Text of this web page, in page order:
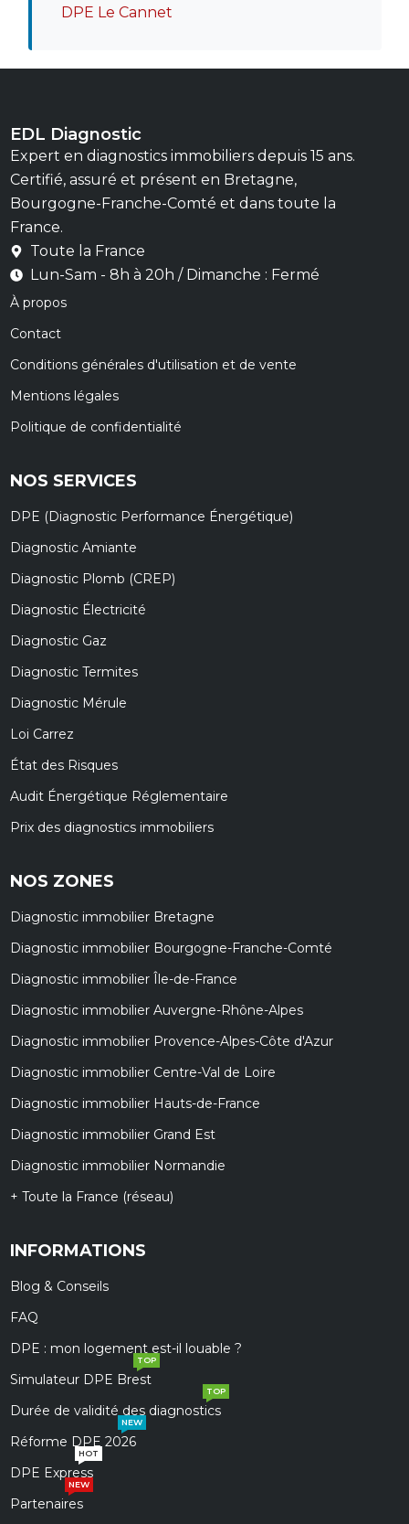
DPE Le Cannet
EDL Diagnostic
Expert en diagnostics immobiliers depuis 15 ans.
Certifié, assuré et présent en Bretagne,
Bourgogne-Franche-Comté et dans toute la
France.
Toute la France
Lun-Sam - 8h à 20h / Dimanche : Fermé
À propos
Contact
Conditions générales d'utilisation et de vente
Mentions légales
Politique de confidentialité
NOS SERVICES
DPE (Diagnostic Performance Énergétique)
Diagnostic Amiante
Diagnostic Plomb (CREP)
Diagnostic Électricité
Diagnostic Gaz
Diagnostic Termites
Diagnostic Mérule
Loi Carrez
État des Risques
Audit Énergétique Réglementaire
Prix des diagnostics immobiliers
NOS ZONES
Diagnostic immobilier Bretagne
Diagnostic immobilier Bourgogne-Franche-Comté
Diagnostic immobilier Île-de-France
Diagnostic immobilier Auvergne-Rhône-Alpes
Diagnostic immobilier Provence-Alpes-Côte d'Azur
Diagnostic immobilier Centre-Val de Loire
Diagnostic immobilier Hauts-de-France
Diagnostic immobilier Grand Est
Diagnostic immobilier Normandie
+ Toute la France (réseau)
INFORMATIONS
Blog & Conseils
FAQ
DPE : mon logement est-il louable ?
Simulateur DPE Brest
TOP
Durée de validité des diagnostics
TOP
Réforme DPE 2026
NEW
DPE Express
HOT
Partenaires
NEW